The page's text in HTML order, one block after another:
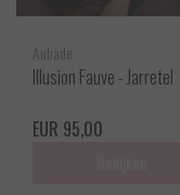
Aubade
Illusion Fauve - Jarretel
EUR 95,00